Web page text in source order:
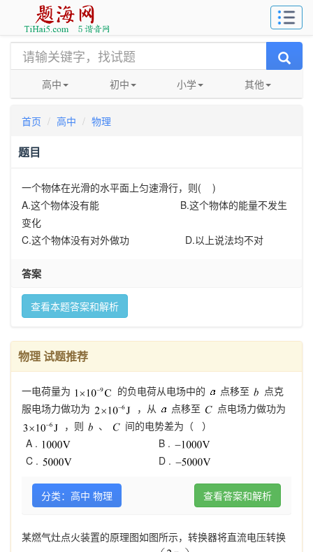
高中 初中 小学 其他
首页 高中 物理
题目
一个物体在光滑的水平面上匀速滑行，则( )
A.这个物体没有能 B.这个物体的能量不发生
变化
C.这个物体没有对外做功 D.以上说法均不对
答案
查看本题答案和解析
物理 试题推荐
一电荷量为 的负电荷从电场中的 点移至
点克
服电场力做功为
，从 点移至
点电场力做功为
，则
、
间的电势差为（ ）
A .
B .
C .
D .
分类：高中 物理 查看答案和解析
某燃气灶点火装置的原理图如图所示，转换器将直流电压转换